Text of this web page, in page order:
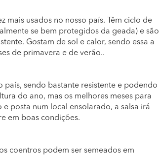
mais usados no nosso país. Têm ciclo de
se bem protegidos da geada) e são
Gostam de sol e calor, sendo essa a
de primavera e de verão..
país, sendo bastante resistente e podendo
do ano, mas os melhores meses para
posta num local ensolarado, a salsa irá
em boas condições.
coentros podem ser semeados em